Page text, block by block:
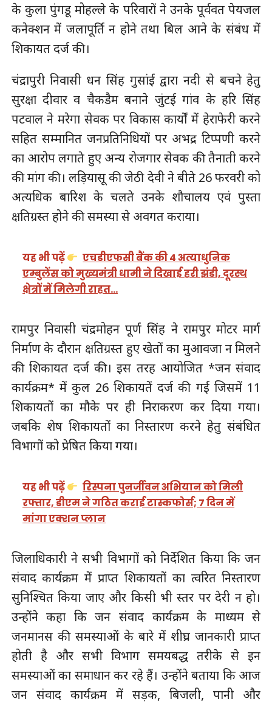
के कुला पुंगडू मोहल्ले के परिवारों ने उनके पूर्ववत पेयजल
कनेक्शन में जलापूर्ति न होने तथा बिल आने के संबंध में
शिकायत दर्ज की।
चंद्रापुरी निवासी धन सिंह गुसांई द्वारा नदी से बचने हेतु
सुरक्षा दीवार व चैकडैम बनाने जुंटई गांव के हरि सिंह
पटवाल ने मरेगा सेवक पर विकास कार्यों में हेराफेरी करने
सहित सम्मानित जनप्रतिनिधियों पर अभद्र टिप्पणी करने
का आरोप लगाते हुए अन्य रोजगार सेवक की तैनाती करने
की मांग की। लड़ियासू की जेठी देवी ने बीते 26 फरवरी को
अत्यधिक बारिश के चलते उनके शौचालय एवं पुस्ता
क्षतिग्रस्त होने की समस्या से अवगत कराया।
यह भी पढ़ें
एचडीएफसी बैंक की 4 अत्याधुनिक
एम्बुलेंस को मुख्यमंत्री धामी ने दिखाई हरी झंडी, दूरस्थ
क्षेत्रों में मिलेगी राहत…
रामपुर निवासी चंद्रमोहन पूर्ण सिंह ने रामपुर मोटर मार्ग
निर्माण के दौरान क्षतिग्रस्त हुए खेतों का मुआवजा न मिलने
की शिकायत दर्ज की। इस तरह आयोजित *जन संवाद
कार्यक्रम* में कुल 26 शिकायतें दर्ज की गई जिसमें 11
शिकायतों का मौके पर ही निराकरण कर दिया गया।
जबकि शेष शिकायतों का निस्तारण करने हेतु संबंधित
विभागों को प्रेषित किया गया।
यह भी पढ़ें
रिस्पना पुनर्जीवन अभियान को मिली
रफ्तार, डीएम ने गठित कराई टास्कफोर्स; 7 दिन में
मांगा एक्शन प्लान
जिलाधिकारी ने सभी विभागों को निर्देशित किया कि जन
संवाद कार्यक्रम में प्राप्त शिकायतों का त्वरित निस्तारण
सुनिश्चित किया जाए और किसी भी स्तर पर देरी न हो।
उन्होंने कहा कि जन संवाद कार्यक्रम के माध्यम से
जनमानस की समस्याओं के बारे में शीघ्र जानकारी प्राप्त
होती है और सभी विभाग समयबद्ध तरीके से इन
समस्याओं का समाधान कर रहे हैं। उन्होंने बताया कि आज
जन संवाद कार्यक्रम में सड़क, बिजली, पानी और